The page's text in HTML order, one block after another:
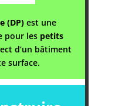
(DP) est une
pour les petits
d’un bâtiment
surface.